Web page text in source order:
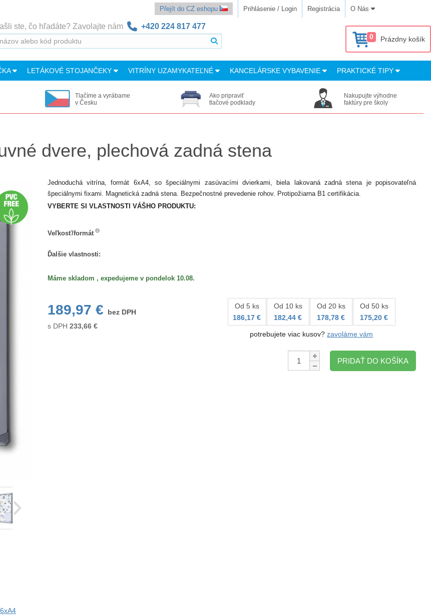
Přejít do CZ eshopu Prihlásenie / Login Registrácia O Nás
ste, čo hľadáte? Zavolajte nám +420 224 817 477
0 Prázdny košík
LETÁKOVÉ STOJANČEKY VITRÍNY UZAMYKATEĽNÉ KANCELÁRSKE VYBAVENIE PRAKTICKÉ TIPY
Tlačíme a vyrábame
v Česku
Ako pripraviť
tlačové podklady
Nakupujte výhodne
faktúry pre školy
dvere, plechová zadná stena
Jednoduchá vitrína, formát 6xA4, so špeciálnymi zasúvacími dvierkami, biela lakovaná zadná stena je popisovateľná
špeciálnymi fixami. Magnetická zadná stena. Bezpečnostné prevedenie rohov. Protipožiarna B1 certifikácia.
VYBERTE SI VLASTNOSTI VÁŠHO PRODUKTU:
Veľkosť/formát
Ďalšie vlastnosti:
Máme skladom , expedujeme v pondelok 10.08.
189,97 €
bez DPH
s DPH 233,66€
Od 5 ks
186,17 €
Od 10 ks
182,44 €
Od 20 ks
178,78 €
Od 50 ks
175,20 €
potrebujete viac kusov?zavoláme vám
Množstvo:
PRIDAŤ DO KOŠÍKA